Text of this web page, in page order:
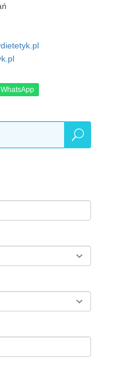
WhatsApp